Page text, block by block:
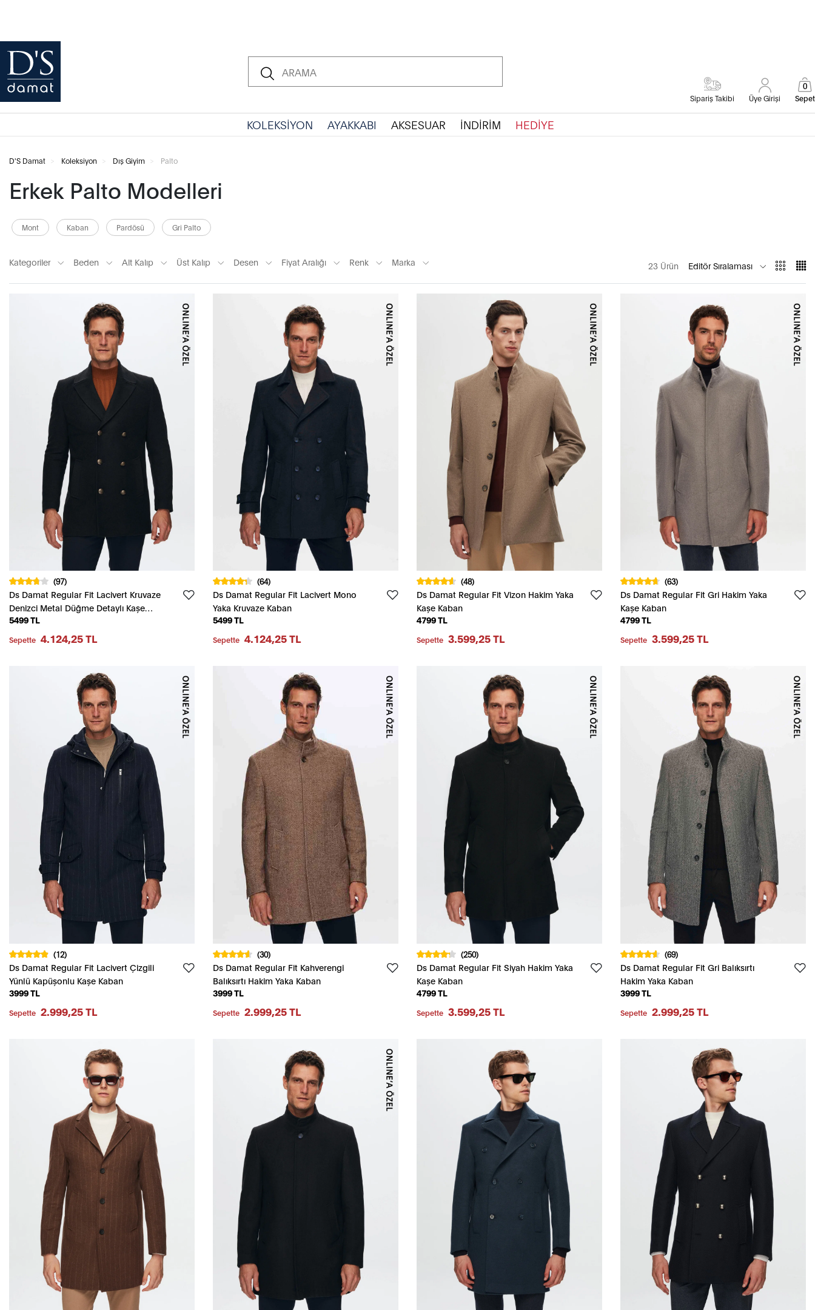
Sipariş Takibi Üye Girişi Sepet
0
KOLEKSİYON AYAKKABI AKSESUAR İNDİRİM HEDİYE
D'S Damat Koleksiyon Dış Giyim Palto
Erkek Palto Modelleri
Mont Kaban Pardösü Gri Palto
Kategoriler Beden Alt Kalıp Üst Kalıp Desen Fiyat Aralığı Renk Marka 23 Ürün Editör Sıralaması
(97)
Ds Damat Regular Fit Lacivert Kruvaze
Denizci Metal Düğme Detaylı Kaşe
Kaban
5499 TL
Sepette 4.124,25 TL
(64)
Ds Damat Regular Fit Lacivert Mono
Yaka Kruvaze Kaban
5499 TL
Sepette 4.124,25 TL
(48)
Ds Damat Regular Fit Vizon Hakim Yaka
Kaşe Kaban
4799 TL
Sepette 3.599,25 TL
(63)
Ds Damat Regular Fit Gri Hakim Yaka
Kaşe Kaban
4799 TL
Sepette 3.599,25 TL
(12)
Ds Damat Regular Fit Lacivert Çizgili
Yünlü Kapüşonlu Kaşe Kaban
3999 TL
Sepette 2.999,25 TL
(30)
Ds Damat Regular Fit Kahverengi
Balıksırtı Hakim Yaka Kaban
3999 TL
Sepette 2.999,25 TL
(250)
Ds Damat Regular Fit Siyah Hakim Yaka
Kaşe Kaban
4799 TL
Sepette 3.599,25 TL
(69)
Ds Damat Regular Fit Gri Balıksırtı
Hakim Yaka Kaban
3999 TL
Sepette 2.999,25 TL